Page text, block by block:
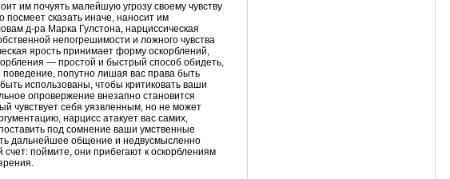
им почуять малейшую угрозу своему чувству
посмеет сказать иначе, наносит им
д-ра Марка Гулстона, нарциссическая
непогрешимости и ложного чувства
ярость принимает форму оскорблений,
— простой и быстрый способ обидеть,
попутно лишая вас права быть
использованы, чтобы критиковать ваши
опровержение внезапно становится
чувствует себя уязвленным, но не может
нарцисс атакует вас самих,
под сомнение ваши умственные
дальнейшее общение и недвусмысленно
поймите, они прибегают к оскорблениям